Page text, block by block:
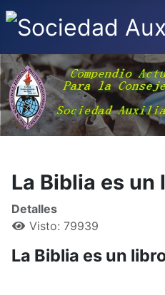
La Biblia es
Detalles
Visto: 79939
La Biblia es un